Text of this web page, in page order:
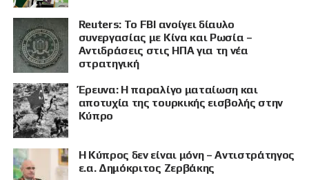
Reuters: Το FBI ανοίγει δίαυλο
συνεργασίας με Κίνα και Ρωσία –
Αντιδράσεις στις ΗΠΑ για τη νέα
στρατηγική
Έρευνα: Η παραλίγο ματαίωση και
αποτυχία της τουρκικής εισβολής στην
Κύπρο
Η Κύπρος δεν είναι μόνη – Αντιστράτηγος
ε.α. Δημόκριτος Ζερβάκης